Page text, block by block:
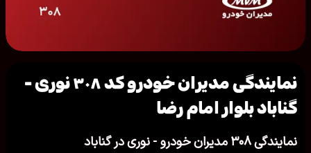
نمایندگی مدیران خودرو کد ۳۰۸ نوری -
گناباد بلوار امام رضا
نمایندگی ۳۰۸ مدیران خودرو - نوری در گناباد